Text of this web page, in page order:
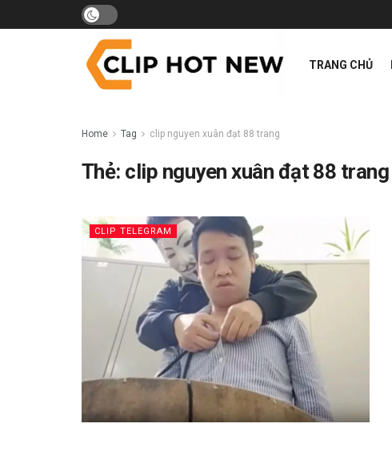
TRANG CHỦ
Home Tag clip nguyen xuân đạt 88 trang
Thẻ: clip nguyen xuân đạt 88 trang
CLIP TELEGRAM